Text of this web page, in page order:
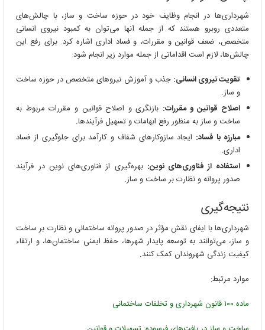
شهرداری‌ها در انجام وظایف خود در حوزه ساخت و ساز، با چالش‌های
متعددی روبرو هستند که از جمله آنها می‌توان به کمبود نیروی انسانی
متخصص، ضعف قوانین و مقررات، و فساد اداری اشاره کرد. برای رفع این
چالش‌ها، لازم است اقداماتی از جمله موارد زیر انجام شود:
تقویت نیروی انسانی: جذب و آموزش نیروهای متخصص در حوزه ساخت
و ساز.
اصلاح قوانین و مقررات: بازنگری و اصلاح قوانین و مقررات مربوط به
ساخت و ساز به منظور رفع ابهامات و تسهیل فرآیندها.
مبارزه با فساد: ایجاد سازوکارهای شفاف و کارآمد برای جلوگیری از فساد
اداری.
استفاده از فناوری‌های نوین: بهره‌گیری از فناوری‌های نوین در فرآیند
صدور پروانه و نظارت بر ساخت و ساز.
نتیجه‌گیری
شهرداری‌ها با ایفای نقش مؤثر در صدور پروانه ساختمانی و نظارت بر ساخت
و ساز، می‌توانند به توسعه پایدار شهرها، حفظ ایمنی ساختمان‌ها، و ارتقاء
کیفیت زندگی شهروندان کمک کنند.
موارد مرتبط:
ماده ۱۰۰ قانون شهرداری و تخلفات ساختمانی